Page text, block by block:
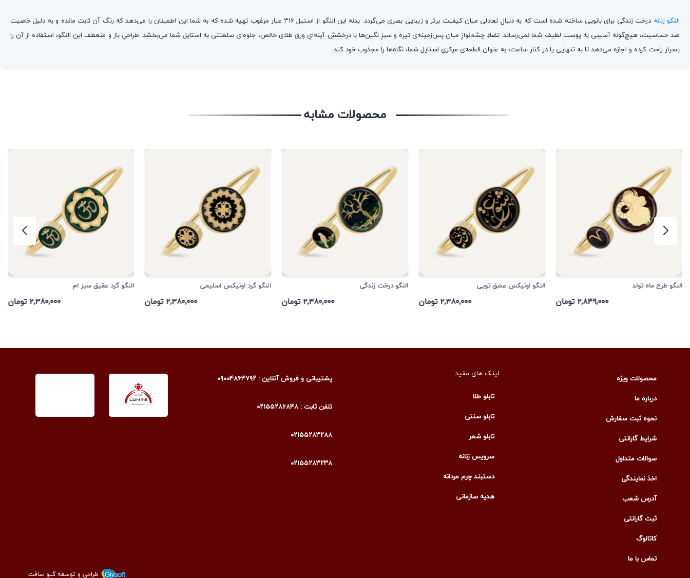
النگو زنانه
درخت زندگی برای بانویی ساخته شده است که به دنبال تعادلی میان کیفیت برتر و زیبایی بصری می‌گردد. بدنه این النگو از استیل ۳۱۶ عیار مرغوب تهیه شده که به شما این اطمینان را می‌دهد که رنگ آن ثابت مانده و به دلیل خاصیت
ضد حساسیت، هیچ‌گونه آسیبی به پوست لطیف شما نمی‌رساند. تضادِ چشم‌نوازِ میان پس‌زمینه‌ی تیره و سبزِ نگین‌ها با درخششِ آینه‌ایِ ورق طلای خالص، جلوه‌ای سلطنتی به استایل شما می‌بخشد. طراحیِ باز و منعطف این النگو، استفاده از آن را
بسیار راحت کرده و اجازه می‌دهد تا به تنهایی یا در کنار ساعت، به عنوان قطعه‌ی مرکزی استایل شما، نگاه‌ها را مجذوب خود کند.
محصولات مشابه
النگو طرح ماه تولد
۲,۸۴۹,۰۰۰ تومان
النگو اونیکس عشق تویی
۲,۳۸۰,۰۰۰ تومان
النگو درخت زندگی
۲,۳۸۰,۰۰۰ تومان
النگو گرد اونیکس اسلیمی
۲,۳۸۰,۰۰۰ تومان
النگو گرد عقیق سبز ام
۲,۳۸۰,۰۰۰ تومان
محصولات ویژه
درباره ما
نحوه ثبت سفارش
شرایط گارانتی
سوالات متداول
اخذ نمایندگی
آدرس شعب
ثبت گارانتی
کاتالوگ
تماس با ما
لینک های مفید
تابلو طلا
تابلو سنتی
تابلو شعر
سرویس زنانه
دستبند چرم مردانه
هدیه سازمانی
پشتیبانی و فروش آنلاین : ۰۹۰۰۴۸۶۴۷۹۲
تلفن ثابت : ۰۲۱۵۵۲۸۶۸۴۸
۰۲۱۵۵۲۸۳۲۸۸
۰۲۱۵۵۲۸۳۲۳۸
طراحی و توسعه گیو سافت